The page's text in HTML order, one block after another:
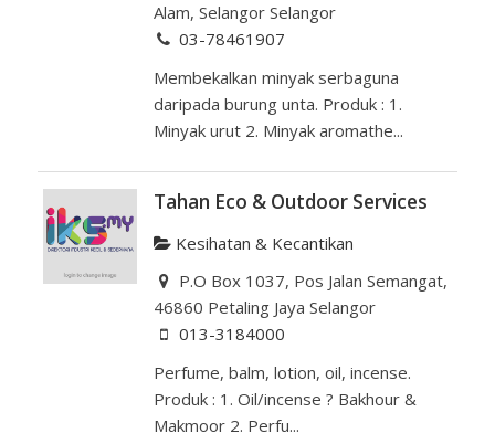
Alam, Selangor Selangor
03-78461907
Membekalkan minyak serbaguna
daripada burung unta. Produk : 1.
Minyak urut 2. Minyak aromathe...
Tahan Eco & Outdoor Services
Kesihatan & Kecantikan
P.O Box 1037, Pos Jalan Semangat,
46860 Petaling Jaya Selangor
013-3184000
Perfume, balm, lotion, oil, incense.
Produk : 1. Oil/incense ? Bakhour &
Makmoor 2. Perfu...